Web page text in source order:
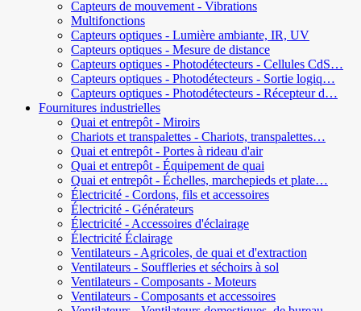
Capteurs de mouvement - Vibrations
Multifonctions
Capteurs optiques - Lumière ambiante, IR, UV
Capteurs optiques - Mesure de distance
Capteurs optiques - Photodétecteurs - Cellules CdS…
Capteurs optiques - Photodétecteurs - Sortie logiq…
Capteurs optiques - Photodétecteurs - Récepteur d…
Fournitures industrielles
Quai et entrepôt - Miroirs
Chariots et transpalettes - Chariots, transpalettes…
Quai et entrepôt - Portes à rideau d'air
Quai et entrepôt - Équipement de quai
Quai et entrepôt - Échelles, marchepieds et plate…
Électricité - Cordons, fils et accessoires
Électricité - Générateurs
Électricité - Accessoires d'éclairage
Électricité Éclairage
Ventilateurs - Agricoles, de quai et d'extraction
Ventilateurs - Souffleries et séchoirs à sol
Ventilateurs - Composants - Moteurs
Ventilateurs - Composants et accessoires